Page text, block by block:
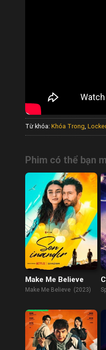
Từ khóa: Khóa Trong,
Phim có thể bạn
Make Me Believe
Make Me Believe (2023)